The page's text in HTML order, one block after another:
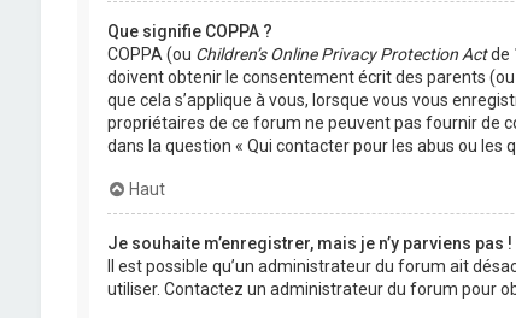
Que signifie COPPA ?
COPPA (ou Children’s Online Privacy Protection Actde
doivent obtenir le consentement écrit des parents
que cela s’applique à vous, lorsque vous vous
propriétaires de ce forum ne peuvent pas fournir de
dans la question « Qui contacter pour les abus ou les
Haut
Je souhaite m’enregistrer, mais je n’y parviens pas !
Il est possible qu’un administrateur du forum ait
utiliser. Contactez un administrateur du forum pour